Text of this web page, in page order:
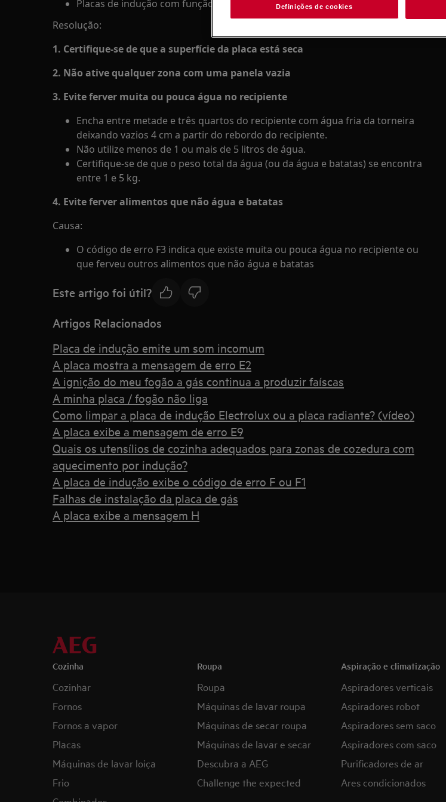
Placas de indução com função SenseBoil®
Resolução:
1. Certifique-se de que a superfície da placa está seca
2. Não ative qualquer zona com uma panela vazia
3. Evite ferver muita ou pouca água no recipiente
Encha entre metade e três quartos do recipiente com água fria da torneira
deixando vazios 4 cm a partir do rebordo do recipiente.
Não utilize menos de 1 ou mais de 5 litros de água.
Certifique-se de que o peso total da água (ou da água e batatas) se encontra
entre 1 e 5 kg.
4. Evite ferver alimentos que não água e batatas
Causa:
O código de erro F3 indica que existe muita ou pouca água no recipiente ou
que ferveu outros alimentos que não água e batatas
Este artigo foi útil?
Artigos Relacionados
Placa de indução emite um som incomum
A placa mostra a mensagem de erro E2
A ignição do meu fogão a gás continua a produzir faíscas
A minha placa / fogão não liga
Como limpar a placa de indução Electrolux ou a placa radiante? (vídeo)
A placa exibe a mensagem de erro E9
Quais os utensílios de cozinha adequados para zonas de cozedura com
aquecimento por indução?
A placa de indução exibe o código de erro F ou F1
Falhas de instalação da placa de gás
A placa exibe a mensagem H
Cozinha
Cozinhar
Fornos
Fornos a vapor
Placas
Máquinas de lavar loiça
Frio
Roupa
Roupa
Máquinas de lavar roupa
Máquinas de secar roupa
Máquinas de lavar e secar
Descubra a AEG
Challenge the expected
Aspiração e climatização
Aspiradores verticais
Aspiradores robot
Aspiradores sem saco
Aspiradores com saco
Purificadores de ar
Ares condicionados
Definições de cookies